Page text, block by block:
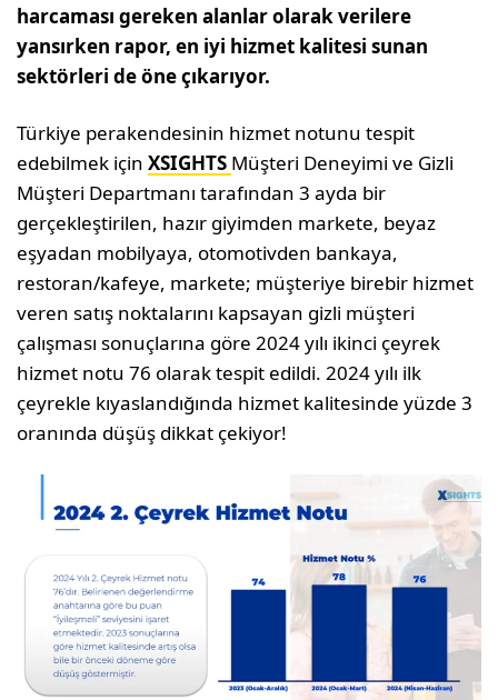
harcaması gereken alanlar olarak verilere
yansırken rapor, en iyi hizmet kalitesi sunan
sektörleri de öne çıkarıyor.
Türkiye perakendesinin hizmet notunu tespit
edebilmek içinXSIGHTS Müşteri Deneyimi ve Gizli
Müşteri Departmanı tarafından 3 ayda bir
gerçekleştirilen, hazır giyimden markete, beyaz
eşyadan mobilyaya, otomotivden bankaya,
restoran/kafeye, markete; müşteriye birebir hizmet
veren satış noktalarını kapsayan gizli müşteri
çalışması sonuçlarına göre 2024 yılı ikinci çeyrek
hizmet notu 76 olarak tespit edildi. 2024 yılı ilk
çeyrekle kıyaslandığında hizmet kalitesinde yüzde 3
oranında düşüş dikkat çekiyor!